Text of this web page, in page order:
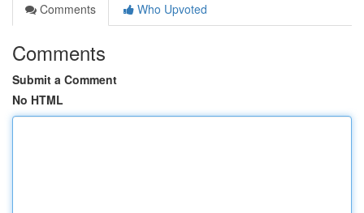
Comments
Who Upvoted
Comments
Submit a Comment
No HTML